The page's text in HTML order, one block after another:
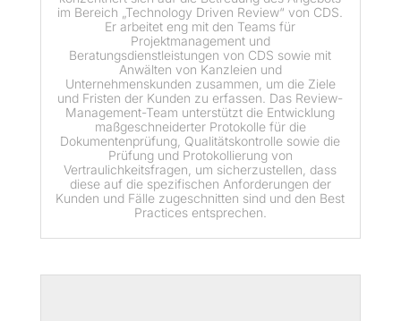
im Bereich „Technology Driven Review“ von CDS.
Er arbeitet eng mit den Teams für
Projektmanagement und
Beratungsdienstleistungen von CDS sowie mit
Anwälten von Kanzleien und
Unternehmenskunden zusammen, um die Ziele
und Fristen der Kunden zu erfassen. Das Review-
Management-Team unterstützt die Entwicklung
maßgeschneiderter Protokolle für die
Dokumentenprüfung, Qualitätskontrolle sowie die
Prüfung und Protokollierung von
Vertraulichkeitsfragen, um sicherzustellen, dass
diese auf die spezifischen Anforderungen der
Kunden und Fälle zugeschnitten sind und den Best
Practices entsprechen.